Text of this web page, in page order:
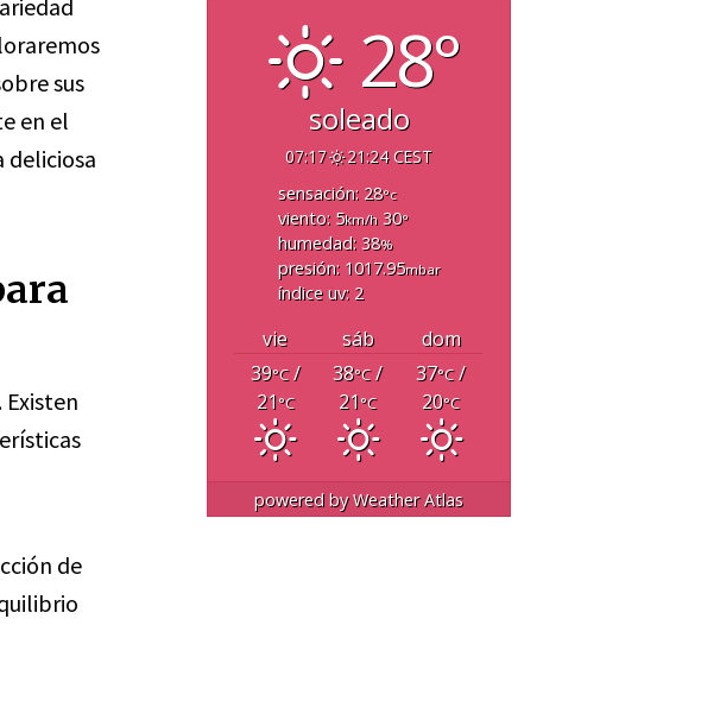
sus
en el
deliciosa
de
28°
soleado
07:17
21:24 CEST
sensación: 28°c
viento: 5km/h30°
humedad: 38%
presión: 1017.95mbar
índice uv: 2
vie sáb
dom
39°C/
21°C
38°C/
21°C
37°C/
20°C
powered byWeather Atlas